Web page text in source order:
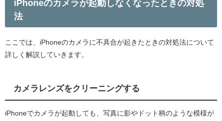
iPhoneのカメラが起動しなくなったときの対処
法
ここでは、iPhoneのカメラに不具合が起きたときの対処法について
詳しく解説していきます。
カメラレンズをクリーニングする
iPhoneでカメラが起動しても、写真に影やドット柄のような模様が